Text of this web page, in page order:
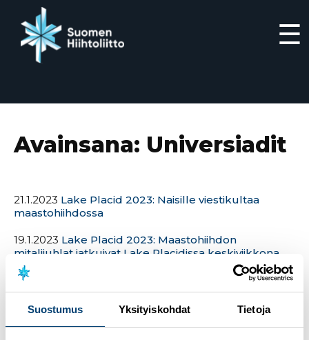
Suostumus Yksityiskohdat Tietoja
☰
Avainsana: Universiadit
21.1.2023 Lake Placid 2023: Naisille viestikultaa
maastohiihdossa
19.1.2023 Lake Placid 2023: Maastohiihdon
mitalijuhlat jatkuivat Lake Placidissa keskiviikkona
15.1.2023
Lake Placid 2023: Suomalaisilla mitalijuhlat
maastohiihdon sprintissä
Universiadit Lake Placid 2023: Rasmus